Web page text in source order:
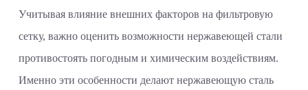
Учитывая влияние внешних факторов на фильтровую
сетку, важно оценить возможности нержавеющей стали
противостоять погодным и химическим воздействиям.
Именно эти особенности делают нержавеющую сталь